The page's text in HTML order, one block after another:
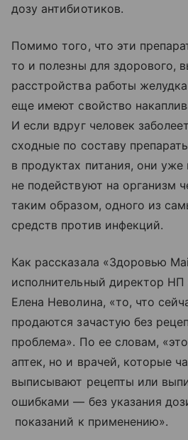
дозу антибиотиков.
Помимо того, что эти
то и полезны для здорового,
расстройства работы
еще имеют свойство
И если вдруг человек
сходные по составу
в продуктах питания, они уже
не подействуют на организм
таким образом, одного из
средств против инфекций.
Как рассказала «Здоровью
исполнительный директор НП
Елена Неволина, «то, что
продаются зачастую без
проблема». По ее словам,
аптек, но и врачей, которые
выписывают рецепты или
ошибками — без указания
показаний к применению».